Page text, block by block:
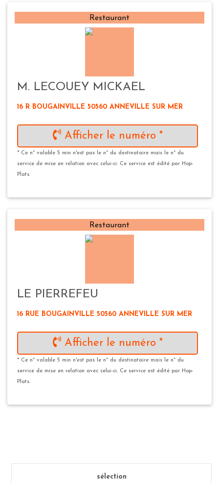
Restaurant
M. LECOUEY MICKAEL
16 R BOUGAINVILLE 50560 ANNEVILLE SUR MER
Afficher le numéro *
* Ce n° valable 5 min n'est pas le n° du destinataire mais le n° du
service de mise en relation avec celui-ci. Ce service est édité par Hop-
Plats.
Restaurant
LE PIERREFEU
16 RUE BOUGAINVILLE 50560 ANNEVILLE SUR MER
Afficher le numéro *
* Ce n° valable 5 min n'est pas le n° du destinataire mais le n° du
service de mise en relation avec celui-ci. Ce service est édité par Hop-
Plats.
sélection